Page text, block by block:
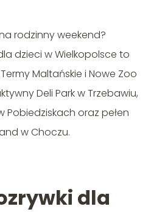
rodzinny weekend?
dzieci w Wielkopolsce to
Maltańskie i Nowe Zoo
Deli Park w Trzebawiu,
Pobiedziskach oraz pełen
w Choczu.
dla